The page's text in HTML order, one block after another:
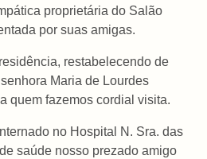
proprietária do Salão
por suas amigas.
restabelecendo de
Maria de Lourdes
quem fazemos cordial visita.
no Hospital N. Sra. das
saúde nosso prezado amigo